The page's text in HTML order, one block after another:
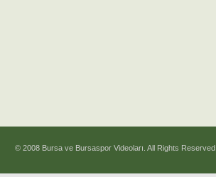
© 2008 Bursa ve Bursaspor Videoları. All Rights Reserved.